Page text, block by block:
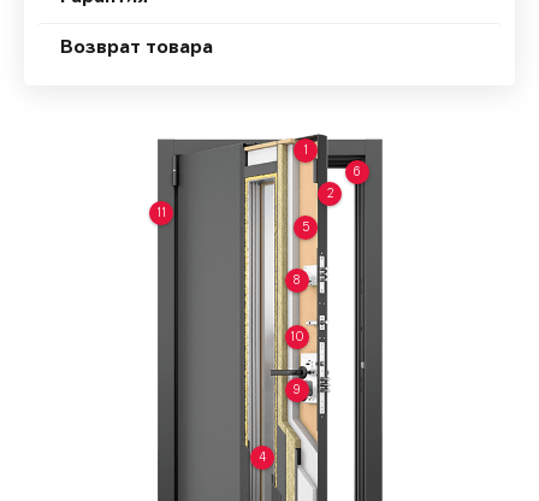
Возврат товара
1
2
4
5
6
8
9
10
11